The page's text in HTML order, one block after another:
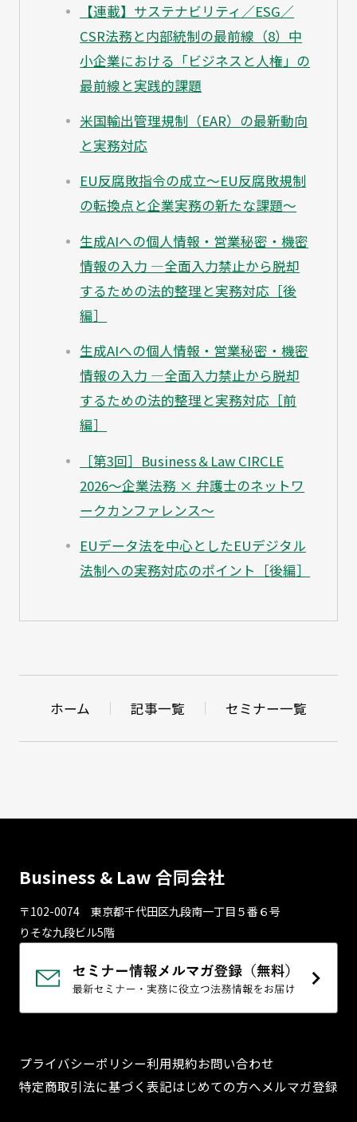
【連載】サステナビリティ／ESG／
CSR法務と内部統制の最前線（8）中
小企業における「ビジネスと人権」の
最前線と実践的課題
米国輸出管理規制（EAR）の最新動向
と実務対応
EU反腐敗指令の成立～EU反腐敗規制
の転換点と企業実務の新たな課題～
生成AIへの個人情報・営業秘密・機密
情報の入力 ―全面入力禁止から脱却
するための法的整理と実務対応［後
編］
生成AIへの個人情報・営業秘密・機密
情報の入力 ―全面入力禁止から脱却
するための法的整理と実務対応［前
編］
［第3回］Business＆Law CIRCLE
2026～企業法務 × 弁護士のネットワ
ークカンファレンス～
EUデータ法を中心としたEUデジタル
法制への実務対応のポイント［後編］
ホーム 記事一覧 セミナー一覧
Business & Law 合同会社
〒102-0074 東京都千代⽥区九段南⼀丁⽬５番６号
りそな九段ビル5階
プライバシーポリシー利用規約お問い合わせ
特定商取引法に基づく表記はじめての方へメルマガ登録